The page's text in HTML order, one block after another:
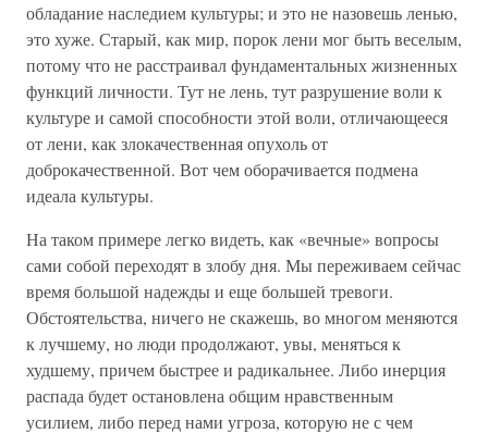
обладание наследием культуры; и это не назовешь ленью,
это хуже. Старый, как мир, порок лени мог быть веселым,
потому что не расстраивал фундаментальных жизненных
функций личности. Тут не лень, тут разрушение воли к
культуре и самой способности этой воли, отличающееся
от лени, как злокачественная опухоль от
доброкачественной. Вот чем оборачивается подмена
идеала культуры.
На таком примере легко видеть, как «вечные» вопросы
сами собой переходят в злобу дня. Мы переживаем сейчас
время большой надежды и еще большей тревоги.
Обстоятельства, ничего не скажешь, во многом меняются
к лучшему, но люди продолжают, увы, меняться к
худшему, причем быстрее и радикальнее. Либо инерция
распада будет остановлена общим нравственным
усилием, либо перед нами угроза, которую не с чем